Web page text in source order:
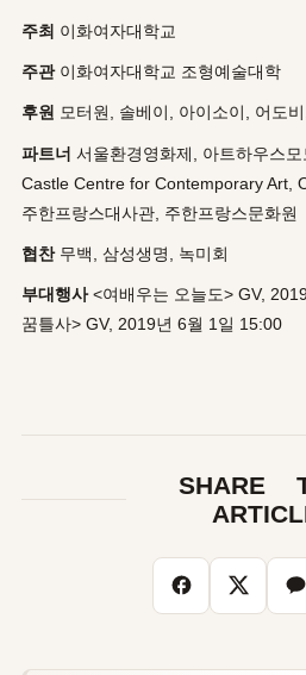
주최 이화여자대학교
주관이화여자대학교 조형예술대학
후원 모터원, 솔베이, 아이소이, 어도
파트너 서울환경영화제, 아트하우스
Castle Centre for Contemporary Art,
주한프랑스대사관, 주한프랑스문화원
협찬 무백, 삼성생명, 녹미회
부대행사<여배우는 오늘도> GV,
꿈틀사> GV, 2019년 6월 1일 15:00
SHARE